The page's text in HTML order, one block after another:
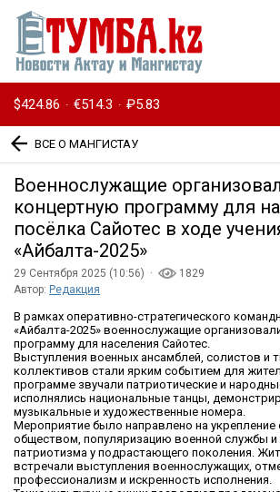
$424.86 · €514.3 · ₽5.83
ВСЕ О МАНГИСТАУ
Военнослужащие
концертную программу для
посёлка Сайотес в ходе
«Айбалта-2025»
29 Сентября 2025 (10:56) ·
1829
Автор: Редакция
В рамках оперативно-стратегического
«Айбалта-2025» военнослужащие
программу для населения Сайотес.
Выступления военных ансамблей, солистов и
коллективов стали ярким событием для
программе звучали патриотические и
исполнялись национальные танцы,
музыкальные и художественные номера.
Мероприятие было направлено на укрепление
обществом, популяризацию военной службы и
патриотизма у подрастающего поколения.
встречали выступления военнослужащих,
профессионализм и искренность исполнения.